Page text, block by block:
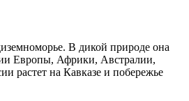
В дикой природе она
Европы, Африки, Австралии,
растет на Кавказе и побережье